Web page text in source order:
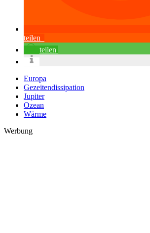
teilen
teilen
Europa
Gezeitendissipation
Jupiter
Ozean
Wärme
Werbung